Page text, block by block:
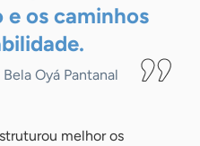
e os caminhos
Oyá Pantanal
melhor os